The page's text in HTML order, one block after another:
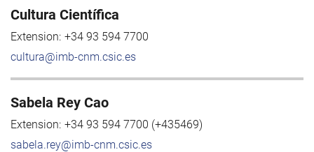
Cultura Científica
Extension: +34 93 594 7700
cultura@imb-cnm.csic.es
Sabela Rey Cao
Extension: +34 93 594 7700 (+435469)
sabela.rey@imb-cnm.csic.es